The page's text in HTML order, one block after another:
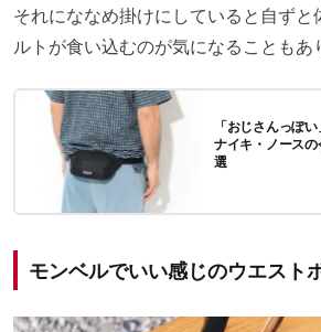
それにななめ掛けにしていると自ずと
ルトが食い込むのが気になることもあ
「おじさんっぽ
ナイキ・ノース
選
モンベルでいい感じのウエスト